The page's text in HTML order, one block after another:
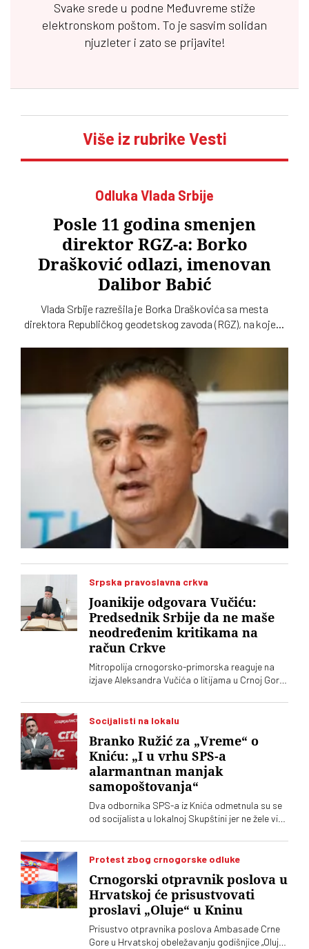
Svake srede u podne Međuvreme stiže
elektronskom poštom. To je sasvim solidan
njuzleter i zato se prijavite!
Više iz rubrike Vesti
Odluka Vlada Srbije
Posle 11 godina smenjen
direktor RGZ-a: Borko
Drašković odlazi, imenovan
Dalibor Babić
Vlada Srbije razrešila je Borka Draškovića sa mesta
direktora Republičkog geodetskog zavoda (RGZ), na kojem
Srpska pravoslavna crkva
Joanikije odgovara Vučiću:
Predsednik Srbije da ne maše
neodređenim kritikama na
račun Crkve
Mitropolija crnogorsko-primorska reaguje na
izjave Aleksandra Vučića o litijama u Crnoj Gori
Socijalisti na lokalu
Branko Ružić za „Vreme“ o
Kniću: „I u vrhu SPS-a
alarmantnan manjak
samopoštovanja“
Dva odbornika SPS-a iz Knića odmetnula su se
od socijalista u lokalnoj Skupštini jer ne žele više
naprednjacima. Jedan od njih kaže za „Vreme“
da je „SNS u Kniću nasilna skupina
ikada više, da sarađuju. Branko Ružić za
„Vreme“ kaže da je alarmantno da tendencije
odricanja od izvornih principa i mazohizma
postoje ne samo na lokalu, već i u samom vrhu
SPS-a
Protest zbog crnogorske odluke
Crnogorski otpravnik poslova u
Hrvatskoj će prisustvovati
proslavi „Oluje“ u Kninu
Prisustvo otpravnika poslova Ambasade Crne
Gore u Hrvatskoj obeležavanju godišnjice „Oluje“